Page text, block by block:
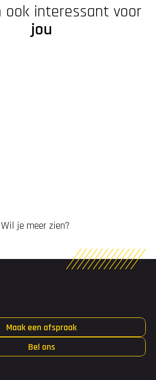
jou
Wil je meer zien?
Maak een afspraak
Bel ons